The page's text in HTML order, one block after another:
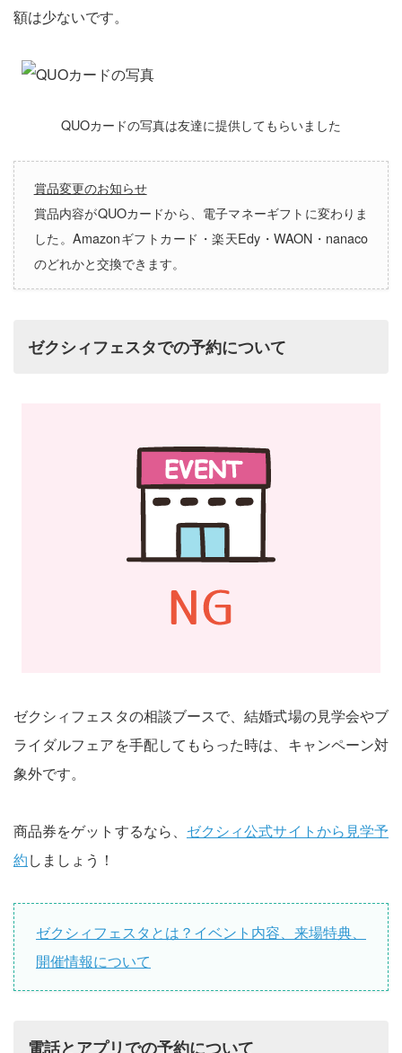
額は少ないです。
QUOカードの写真は友達に提供してもらいました
賞品変更のお知らせ
賞品内容がQUOカードから、電子マネーギフトに変わりま
した。Amazonギフトカード・楽天Edy・WAON・nanaco
のどれかと交換できます。
ゼクシィフェスタでの予約について
ゼクシィフェスタの相談ブースで、結婚式場の見学会やブ
ライダルフェアを手配してもらった時は、キャンペーン対
象外です。
商品券をゲットするなら、 ゼクシィ公式サイトから見学予
約しましょう！
ゼクシィフェスタとは？イベント内容、来場特典、
開催情報について
電話とアプリでの予約について